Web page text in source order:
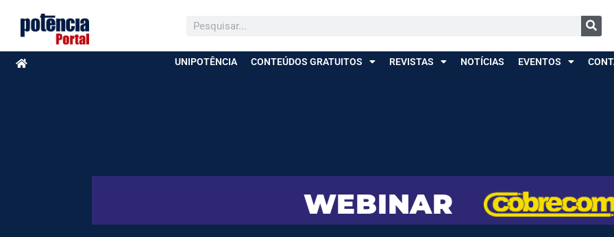
UNIPOTÊNCIA CONTEÚDOS GRATUITOS REVISTAS NOTÍCIAS EVENTOS
WEBINAR